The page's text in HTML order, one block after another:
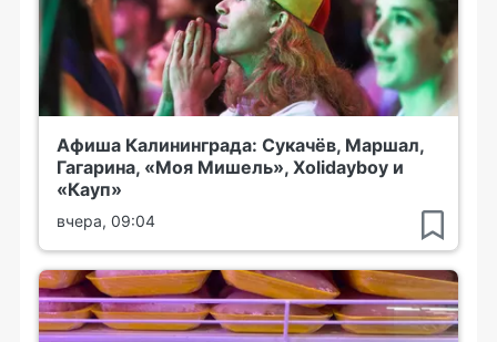
Афиша Калининграда: Сукачёв, Маршал,
Гагарина, «Моя Мишель», Xolidayboy и
«Кауп»
вчера, 09:04